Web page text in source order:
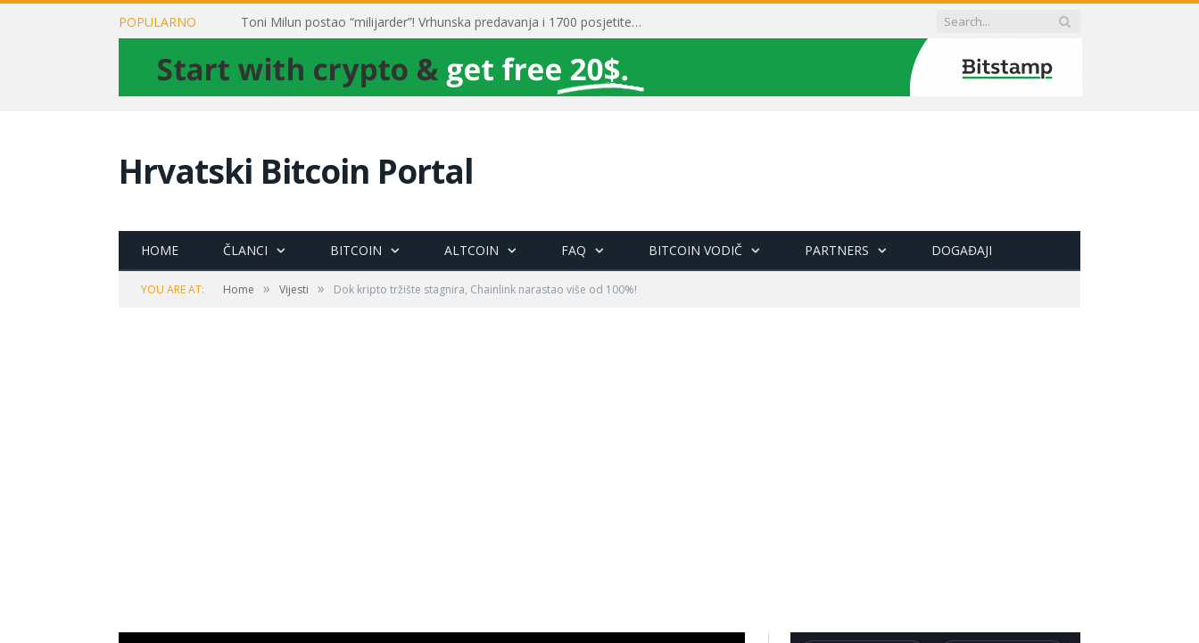
POPULARNO Toni Milun postao “milijarder”! Vrhunska predavanja i 1700 posjetitelja obilježili su mjesec financijske pismenosti
Hrvatski Bitcoin Portal
HOME ČLANCI BITCOIN ALTCOIN FAQ BITCOIN VODIČ PARTNERS DOGAĐAJI
YOU ARE AT: Home » Vijesti » Dok kripto tržište stagnira, Chainlink narastao više od 100%!